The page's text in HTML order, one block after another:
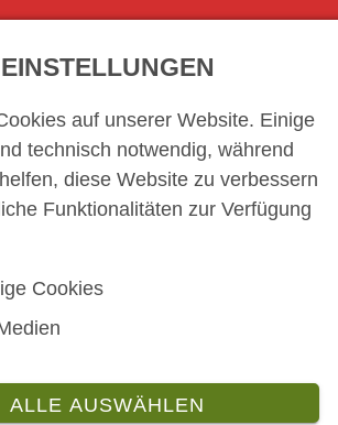
DETAILSEITE
3 Bilder
auf unserer Website. Einige
technisch notwendig, während
diese Website zu verbessern
Funktionalitäten zur Verfügung
Cookies
ALLE AUSWÄHLEN